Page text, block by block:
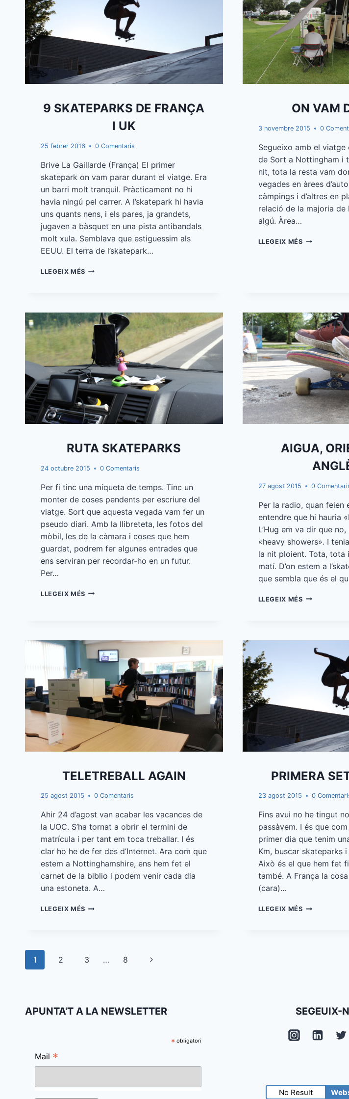
9 SKATEPARKS DE FRANÇA
I UK
25 febrer 2016 0 Comentaris
Brive La Gaillarde (França) El primer
skatepark on vam parar durant el viatge. Era
un barri molt tranquil. Pràcticament no hi
havia ningú pel carrer. A l’skatepark hi havia
uns quants nens, i els pares, ja grandets,
jugaven a bàsquet en una pista antibandals
molt xula. Semblava que estiguessim als
EEUU. El terra de l’skatepark…
LLEGEIX MÉS
UK
ON VAM
3 novembre 2015 0
Segueixo amb el viatge
de Sort a Nottingham i
nit, tota la resta vam
vegades en àrees
càmpings i d’altres en
relació de la majoria
algú. Àrea…
LLEGEIX MÉSON
RUTA SKATEPARKS
24 octubre 2015 0 Comentaris
Per fi tinc una miqueta de temps. Tinc un
monter de coses pendents per escriure del
viatge. Sort que aquesta vegada vam fer un
pseudo diari. Amb la llibreteta, les fotos del
mòbil, les de la càmara i coses que hem
guardat, podrem fer algunes entrades que
ens serviran per recordar-ho en un futur.
Per…
LLEGEIX MÉS RUTA
AIGUA,
27 agost 2015 0
Per la radio, quan feien
entendre que hi hauria
L’Hug em va dir que
«heavy showers». I
la nit ploient. Tota, tota
matí. D’on estem a
que sembla que és el
LLEGEIX MÉSAIGUA,
TELETREBALL AGAIN
25 agost 2015 0 Comentaris
Ahir 24 d’agost van acabar les vacances de
la UOC. S’ha tornat a obrir el termini de
matrícula i per tant em toca treballar. I és
clar ho he de fer des d’Internet. Ara com que
estem a Nottinghamshire, ens hem fet el
carnet de la biblio i podem venir cada dia
una estoneta. A…
LLEGEIX MÉS TELETREBALL
PRIMERA
23 agost 2015 0
Fins avui no he tingut
passàvem. I és que
primer dia que tenim
Km, buscar skateparks
Això és el que hem fet
també. A França la
(cara)…
LLEGEIX MÉSPRIMERA
Navegació
1 2 3 … 8
Pàgina
APUNTA'T A LA NEWSLETTER
* obligatori
Mail *
SEGEUIX-
No Result